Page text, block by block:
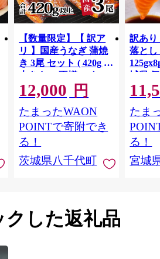
【数量限定】【 訳ア
リ 】国産うなぎ 蒲焼
き 3尾 セット ( 420g )
大きさ の不揃い タ
レ・山椒付き ウナギ
鰻 ふぞろい 不揃い う
な重 ひつまぶし 人気
茨城 八千代町 ふるさ
と納税 冷凍 [SF951ya]
12,000 円
たまったWAON
POINTで寄附でき
る！
茨城県八千代町
訳あり
落とし
城県
お刺し
生 生
鮭 銀
介
たま
る！
宮城
クした返礼品